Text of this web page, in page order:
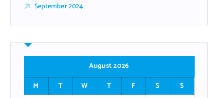
September 2024
August 2026
M
T W T F S
S